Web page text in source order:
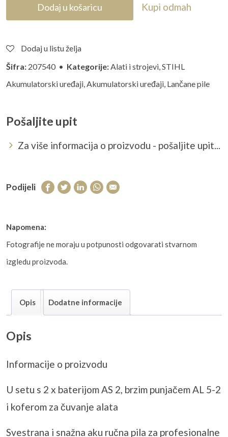
Dodaj u košaricu Kupi odmah
Dodaj u listu želja
Šifra: 207540 • Kategorije: Alati i strojevi STIHL
Akumulatorski uređaji Akumulatorski uređaji Lančane pile
Pošaljite upit
Za više informacija o proizvodu - pošaljite upit...
Podijeli
Napomena:
Fotografije ne moraju u potpunosti odgovarati stvarnom
izgledu proizvoda.
Opis Dodatne informacije
Opis
Informacije o proizvodu
U setu s 2 x baterijom AS 2, brzim punjačem AL 5-2
i koferom za čuvanje alata
Svestrana i snažna aku ručna pila za profesionalne